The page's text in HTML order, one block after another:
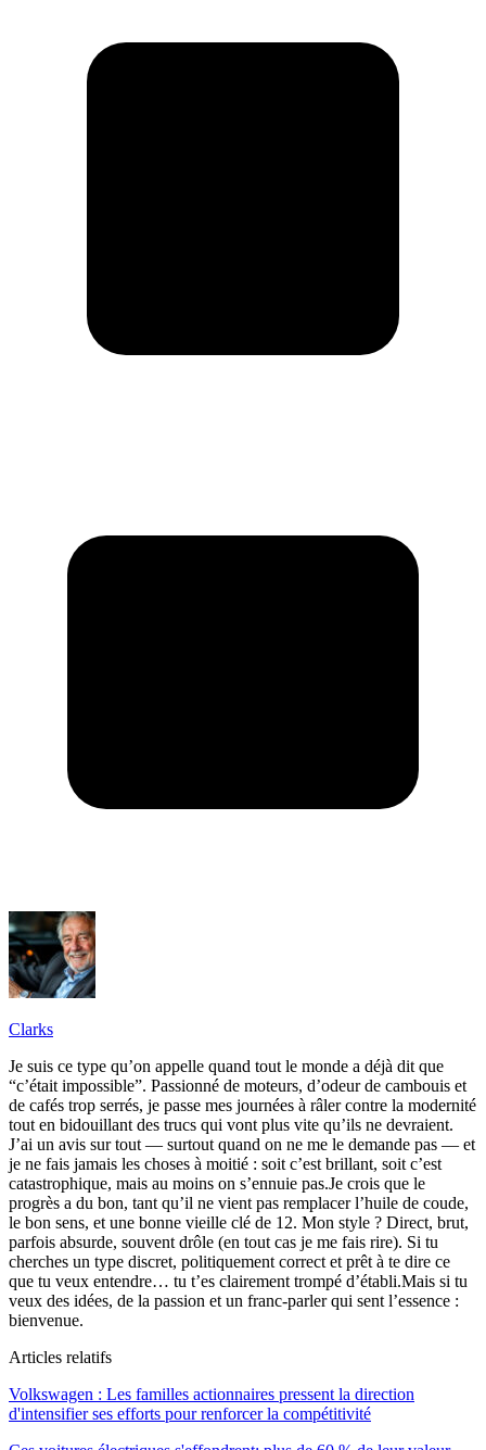
Clarks
Je suis ce type qu’on appelle quand tout le monde a déjà dit que
“c’était impossible”. Passionné de moteurs, d’odeur de cambouis et
de cafés trop serrés, je passe mes journées à râler contre la modernité
tout en bidouillant des trucs qui vont plus vite qu’ils ne devraient.
J’ai un avis sur tout — surtout quand on ne me le demande pas — et
je ne fais jamais les choses à moitié : soit c’est brillant, soit c’est
catastrophique, mais au moins on s’ennuie pas.Je crois que le
progrès a du bon, tant qu’il ne vient pas remplacer l’huile de coude,
le bon sens, et une bonne vieille clé de 12. Mon style ? Direct, brut,
parfois absurde, souvent drôle (en tout cas je me fais rire). Si tu
cherches un type discret, politiquement correct et prêt à te dire ce
que tu veux entendre… tu t’es clairement trompé d’établi.Mais si tu
veux des idées, de la passion et un franc-parler qui sent l’essence :
bienvenue.
Articles relatifs
Volkswagen : Les familles actionnaires pressent la direction
d'intensifier ses efforts pour renforcer la compétitivité